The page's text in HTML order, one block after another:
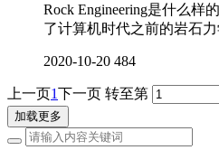
Rock Engineering是什么样
了计算机时代之前的岩石
2020-10-20 484
上一页1下一页 转至第
加载更多